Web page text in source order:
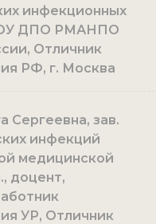
инфекционных
ДПО РМАНПО
Отличник
РФ, г. Москва
Сергеевна, зав.
инфекций
медицинской
доцент,
УР, Отличник